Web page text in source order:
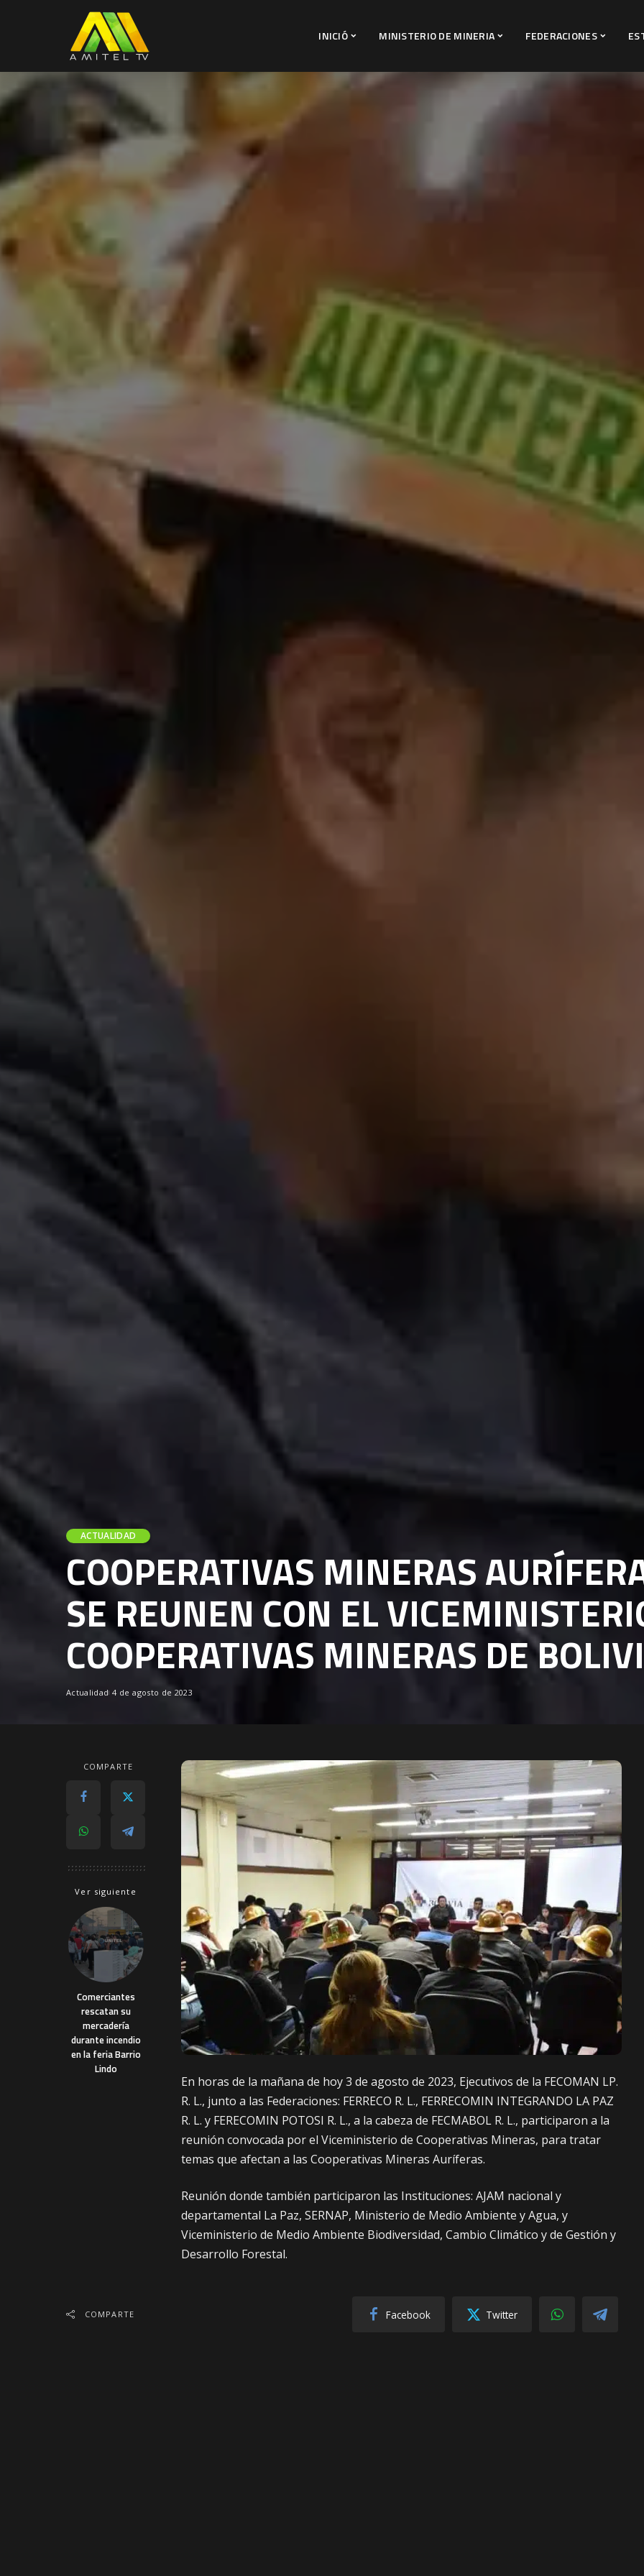
INICIÓ MINISTERIO DE MINERIA FEDERACIONES
ACTUALIDAD
COOPERATIVAS MINERAS
SE REUNEN CON EL
COOPERATIVAS MINERAS DE
Actualidad 4 de agosto de 2023
COMPARTE
Ver siguiente
Comerciantes
rescatan su
mercadería
durante incendio
en la feria Barrio
Lindo
En horas de la mañana de hoy 3 de agosto de 2023, Ejecutivos de la FECOMAN LP.
R. L., junto a las Federaciones: FERRECO R. L., FERRECOMIN INTEGRANDO LA PAZ
R. L. y FERECOMIN POTOSI R. L., a la cabeza de FECMABOL R. L., participaron a la
reunión convocada por el Viceministerio de Cooperativas Mineras, para tratar
temas que afectan a las Cooperativas Mineras Auríferas.
Reunión donde también participaron las Instituciones: AJAM nacional y
departamental La Paz, SERNAP, Ministerio de Medio Ambiente y Agua, y
Viceministerio de Medio Ambiente Biodiversidad, Cambio Climático y de Gestión y
Desarrollo Forestal.
COMPARTE Facebook Twitter